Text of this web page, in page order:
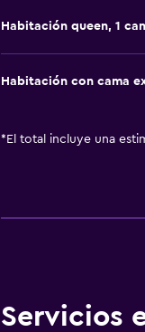
Habitación queen, 1
Habitación con cama
* El total incluye una
Servicios